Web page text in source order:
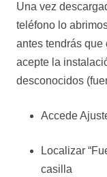
Una vez
teléfono lo
antes tendrás que
acepte la
desconocidos
Accede
Localizar
casilla